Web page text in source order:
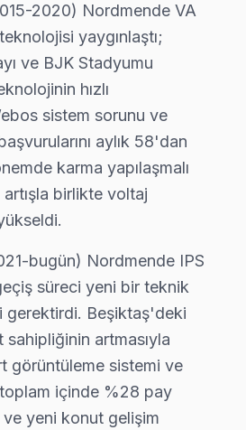
TV Servisi
görüntüleme sistemi servis
15 Yıl Deneyim
Nordmende
ikonik bir parçası olarak
olarak oldukça zengin bir
2020) Nordmende VA
yaygınlaştı;
ve BJK Stadyumu
hızlı
sistem sorunu ve
aylık 58'dan
karma yapılaşmalı
artışla birlikte voltaj
bugün) Nordmende IPS
süreci yeni bir teknik
gerektirdi. Beşiktaş'deki
artmasıyla
görüntüleme sistemi ve
içinde %28 pay
yeni konut gelişim